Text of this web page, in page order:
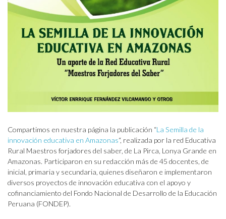
Compartimos en nuestra página la publicación “La Semilla de la
innovación educativa en Amazonas“, realizada por la red Educativa
Rural Maestros forjadores del saber, de La Pirca, Lonya Grande en
Amazonas. Participaron en su redacción más de 45 docentes, de
inicial, primaria y secundaria, quienes diseñaron e implementaron
diversos proyectos de innovación educativa con el apoyo y
cofinanciamiento del Fondo Nacional de Desarrollo de la Educación
Peruana (FONDEP).